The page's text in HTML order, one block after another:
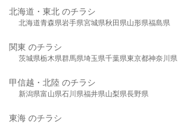
北海道・東北 のチラシ
北海道青森県岩手県宮城県秋田県山形県福島県
関東 のチラシ
茨城県栃木県群馬県埼玉県千葉県東京都神奈川県
甲信越・北陸 のチラシ
新潟県富山県石川県福井県山梨県長野県
東海 のチラシ